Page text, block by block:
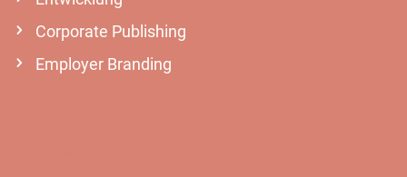
Corporate Publishing
Employer Branding